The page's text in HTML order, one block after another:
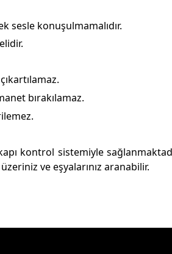
sesle konuşulmamalıdır.
bırakılamaz.
kontrol sistemiyle
ve eşyalarınız aranabilir.